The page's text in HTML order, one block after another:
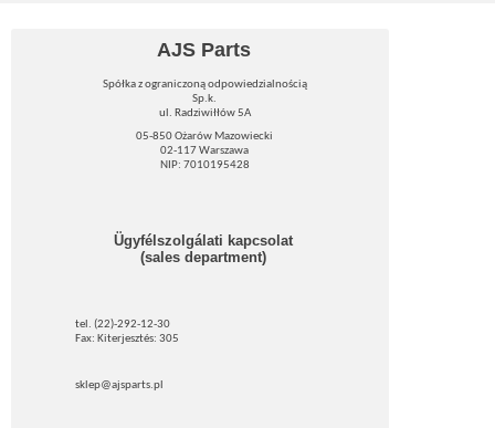
AJS Parts
Spółka z ograniczoną odpowiedzialnością
Sp.k.
ul. Radziwiłłów 5A
05-850 Ożarów Mazowiecki
02-117 Warszawa
NIP: 7010195428
Ügyfélszolgálati kapcsolat
(sales department)
tel. (22)-292-12-30
Fax: Kiterjesztés: 305
sklep@ajsparts.pl